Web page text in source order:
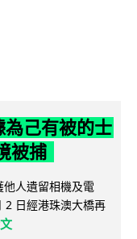
己有被的士
被捕
人遺留相機及電
2 日經港珠澳大橋再